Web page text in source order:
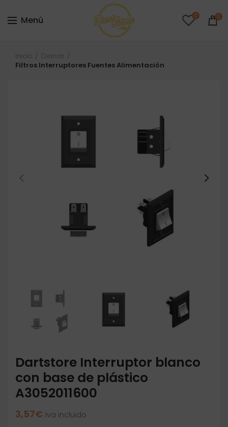
Menú 0 0
Inicio
Dianas
Filtros Interruptores Fuentes Alimentación
Dartstore Interruptor blanco
con base de plástico
A3052011600
3,57€ Iva incluido